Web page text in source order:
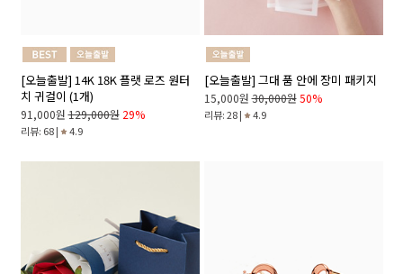
[오늘출발] 14K 18K 플랫 로즈 원터
치 귀걸이 (1개)
91,000원 129,000원 29%
리뷰: 68 | 4.9
[오늘출발] 그대 품 안에 장미 패키지
15,000원 30,000원 50%
리뷰: 28 | 4.9